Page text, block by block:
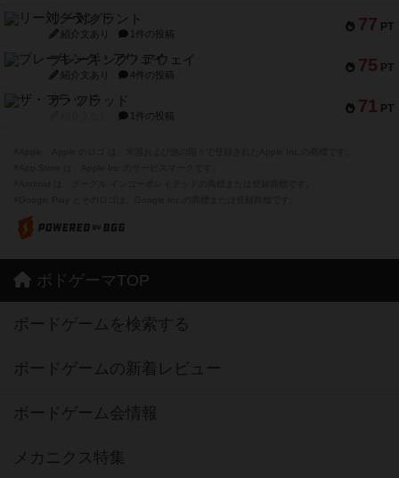
77 PT
リー対グラント
紹介文あり 1件の投稿
75 PT
ブレーキング・アウェイ
紹介文あり 4件の投稿
71 PT
ザ・フラッド
1件の投稿
ボドゲーマTOP
ボードゲームを検索する
ボードゲームの新着レビュー
ボードゲーム会情報
メカニクス特集